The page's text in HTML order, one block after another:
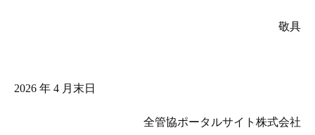
敬具
2026 年 4 月末日
全管協ポータルサイト株式会社